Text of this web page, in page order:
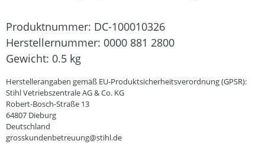
Produktnummer: DC-100010326
Herstellernummer: 0000 881 2800
Gewicht: 0.5 kg
Herstellerangaben gemäß EU-Produktsicherheitsverordnung (GPSR):
Stihl Vetriebszentrale AG & Co. KG
Robert-Bosch-Straße 13
64807 Dieburg
Deutschland
grosskundenbetreuung@stihl.de